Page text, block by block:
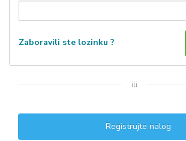
Zaboravili ste lozinku ?
ili
Registrujte nalog